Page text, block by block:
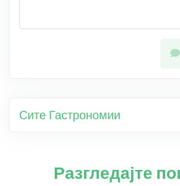
Сите Гастрономии
Разгледајте